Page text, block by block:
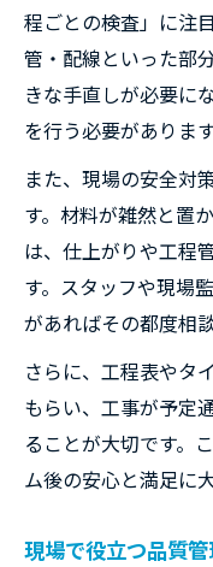
程ごとの検査」に注
管・配線といった部
きな手直しが必要に
を行う必要があります
また、現場の安全対
す。材料が雑然と置
は、仕上がりや工程
す。スタッフや現場
があればその都度相
さらに、工程表やタ
もらい、工事が予定
ることが大切です。
ム後の安心と満足に
現場で役立つ品質